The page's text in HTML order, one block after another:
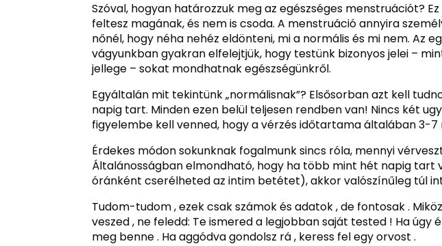
Szóval, hogyan határozzuk meg az egészséges menstruációt?
feltesz magának, és nem is csoda. A menstruáció annyira
nőnél, hogy néha nehéz eldönteni, mi a normális és mi nem. Az
vágyunkban gyakran elfelejtjük, hogy testünk bizonyos jelei –
jellege – sokat mondhatnak egészségünkről.
Egyáltalán mit tekintünk „normálisnak”? Elsősorban azt kell
napig tart. Minden ezen belül teljesen rendben van! Nincs két
figyelembe kell venned, hogy a vérzés időtartama általában 3-
Érdekes módon sokunknak fogalmunk sincs róla, mennyi
Általánosságban elmondható, hogy ha több mint hét napig tart
óránként cserélheted az intim betétet), akkor valószínűleg túl
Tudom-tudom , ezek csak számok és adatok , de fontosak .
veszed , ne feledd: Te ismered a legjobban saját tested ! Ha úgy
meg benne . Ha aggódva gondolsz rá , keress fel egy orvost .